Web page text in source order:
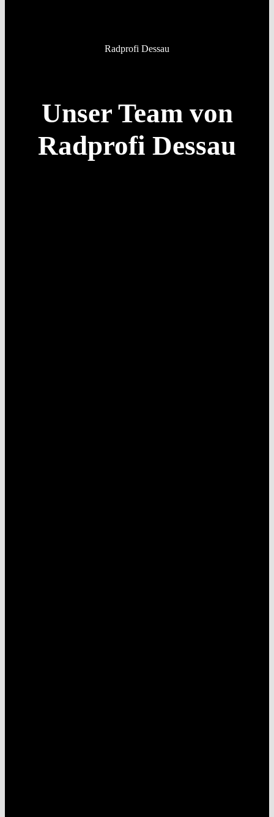
Radprofi Dessau
Unser Team von
Radprofi Dessau